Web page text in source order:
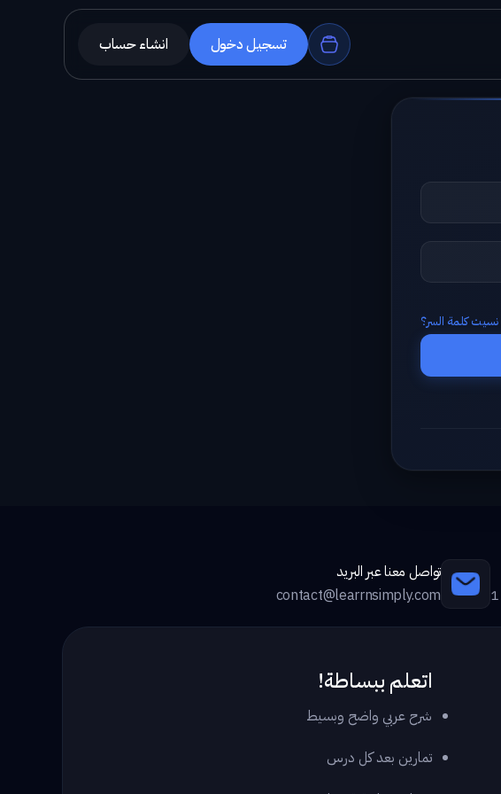
تسجيل دخول انشاء حساب
نسيت كلمة السر؟
تواصل معنا عبر البريد
contact@learrnsimply.com
اتعلم ببساطة!
شرح عربي واضح وبسيط
تمارين بعد كل درس